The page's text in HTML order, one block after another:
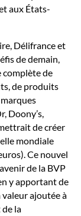
aux États-
Délifrance et
de demain,
complète de
de produits
Doony’s,
de créer
mondiale
Ce nouvel
de la BVP
y apportant de
valeur ajoutée à
la